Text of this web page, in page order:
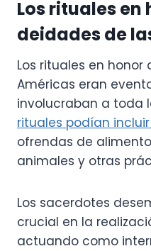
Los rituales en
deidades de
Los rituales en honor
Américas eran
involucraban a toda
rituales podían
ofrendas de
animales y otras
Los sacerdotes
crucial en la
actuando como